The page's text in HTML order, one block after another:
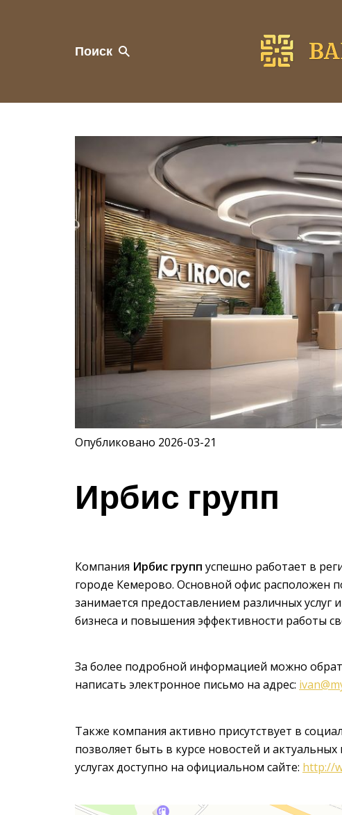
Поиск
Опубликовано 2026-03-21
Ирбис групп
Компания Ирбис групп успешно работает в
городе Кемерово. Основной офис расположен
занимается предоставлением различных
бизнеса и повышения эффективности работы
За более подробной информацией можно
написать электронное письмо на адрес:
Также компания активно присутствует в
позволяет быть в курсе новостей и
услугах доступно на официальном сайте: http://